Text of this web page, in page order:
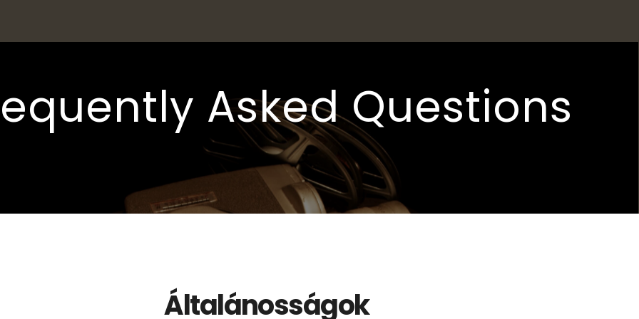
Asked Questions
Általánosságok